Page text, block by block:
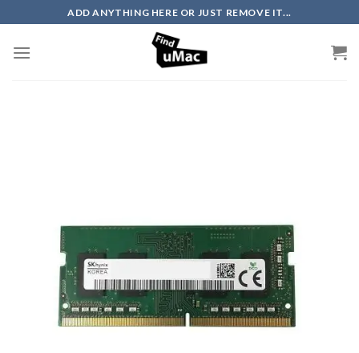
to
content
ADD ANYTHING HERE OR JUST REMOVE IT...